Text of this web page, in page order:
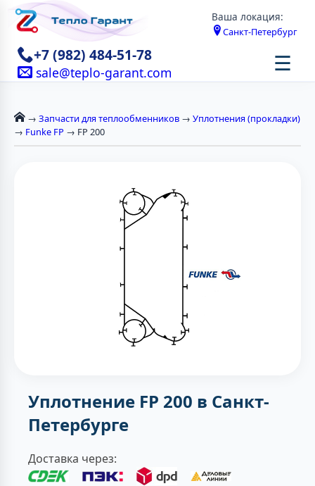
Ваша локация:
Санкт-Петербург
+7 (982) 484-51-78
sale@teplo-garant.com ☰
→ Запчасти для теплообменников → Уплотнения (прокладки)
→ Funke FP → FP 200
Уплотнение FP 200 в Санкт-
Петербурге
Доставка через: